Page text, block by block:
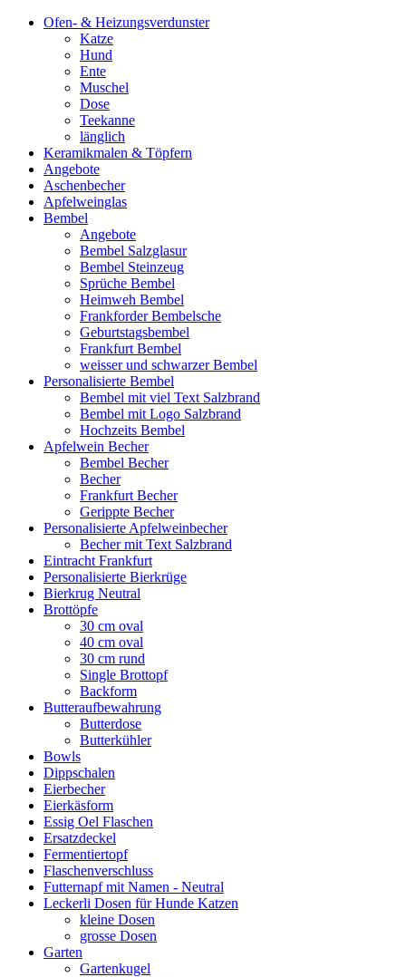
Ofen- & Heizungsverdunster
Katze
Hund
Ente
Muschel
Dose
Teekanne
länglich
Keramikmalen & Töpfern
Angebote
Aschenbecher
Apfelweinglas
Bembel
Angebote
Bembel Salzglasur
Bembel Steinzeug
Sprüche Bembel
Heimweh Bembel
Frankforder Bembelsche
Geburtstagsbembel
Frankfurt Bembel
weisser und schwarzer Bembel
Personalisierte Bembel
Bembel mit viel Text Salzbrand
Bembel mit Logo Salzbrand
Hochzeits Bembel
Apfelwein Becher
Bembel Becher
Becher
Frankfurt Becher
Gerippte Becher
Personalisierte Apfelweinbecher
Becher mit Text Salzbrand
Eintracht Frankfurt
Personalisierte Bierkrüge
Bierkrug Neutral
Brottöpfe
30 cm oval
40 cm oval
30 cm rund
Single Brottopf
Backform
Butteraufbewahrung
Butterdose
Butterkühler
Bowls
Dippschalen
Eierbecher
Eierkäsform
Essig Oel Flaschen
Ersatzdeckel
Fermentiertopf
Flaschenverschluss
Futternapf mit Namen - Neutral
Leckerli Dosen für Hunde Katzen
kleine Dosen
grosse Dosen
Garten
Gartenkugel